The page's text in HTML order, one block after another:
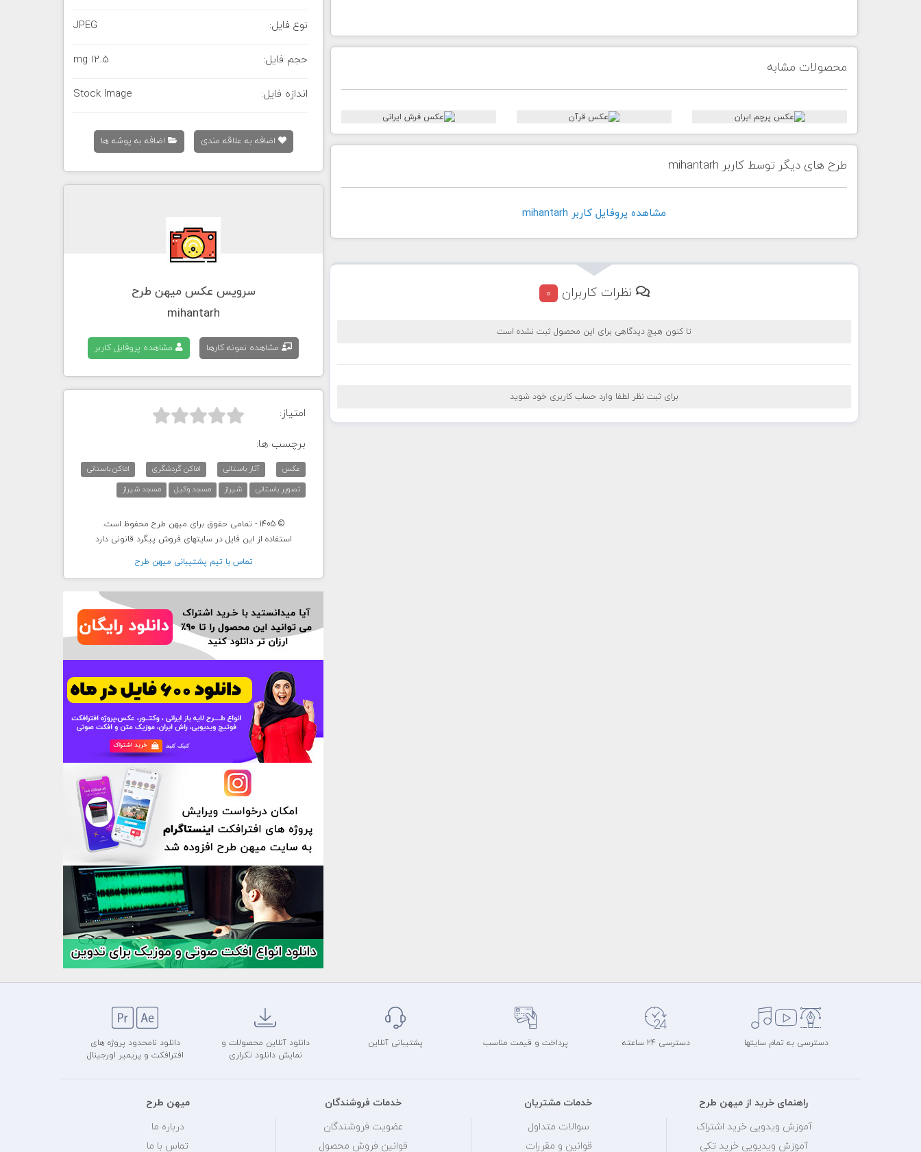
محصولات مشابه
طرح های دیگر توسط کاربر mihantarh
مشاهده پروفايل کاربر mihantarh
نظرات کاربران 0
تا کنون هیچ دیدگاهی برای این محصول ثبت نشده است
برای ثبت نظر لطفا وارد حساب کاربری خود شوید
نوع فایل: JPEG
حجم فایل: 12.5 mg
اندازه فایل: Stock Image
اضافه به علاقه مندی اضافه به پوشه ها
سرویس عکس میهن طرح
mihantarh
مشاهده نمونه کارها مشاهده پروفایل کاربر
امتیاز: 


برچسب ها:
عکس آثار باستانی اماکن گردشگری
اماکن باستانی
تصویر باستانی
شیراز مسجد وکیل مسجد شیراز
© 1405 - تمامی حقوق برای میهن طرح محفوظ است.
استفاده از این فایل در سایتهای فروش پیگرد قانونی دارد
تماس با تيم پشتيبانی ميهن طرح
دسترسی به تمام سایتها دسترسی 24 ساعته پرداخت و قیمت مناسب پشتیبانی آنلاین
دانلود آنلاین محصولات و
نمایش دانلود تکراری
دانلود نامحدود پروژه های
افترافکت و پریمیر اورجینال
راهنمای خرید از میهن طرح
آموزش ویدویی خرید اشتراک
آموزش ویدیویی خرید تکی
خدمات مشتریان
سوالات متداول
قوانین و مقررات
خدمات فروشندگان
عضویت فروشندگان
قوانین فروش محصول
میهن طرح
درباره ما
تماس با ما